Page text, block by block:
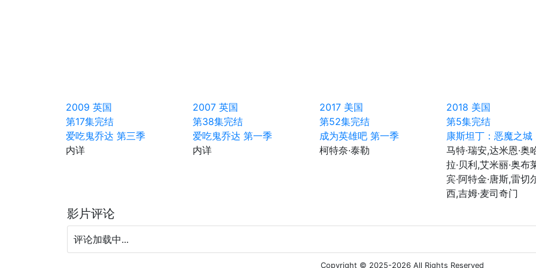
2009 英国
第17集完结
爱吃鬼乔达 第三季
内详
2007 英国
第38集完结
爱吃鬼乔达 第一季
内详
2017 美国
第52集完结
成为英雄吧 第一季
柯特奈·泰勒
2018 美国
第5集完结
康斯坦丁：恶魔之城
马特·瑞安,达米恩·奥
拉·贝利,艾米丽·奥布
宾·阿特金·唐斯,雷切
西,吉姆·麦司奇门
影片评论
评论加载中...
Copyright © 2025-2026 All Rights Reserved